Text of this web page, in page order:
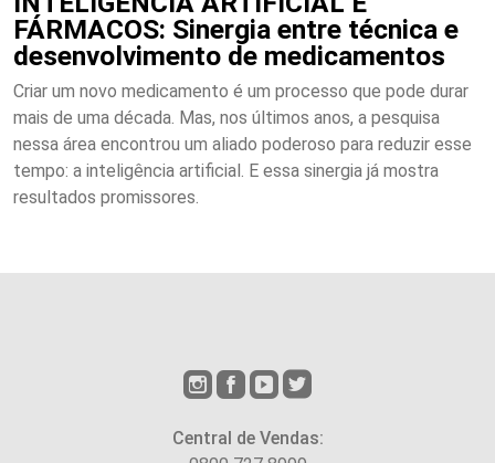
FÁRMACOS: Sinergia entre técnica e
desenvolvimento de medicamentos
Criar um novo medicamento é um processo que pode durar
mais de uma década. Mas, nos últimos anos, a pesquisa
nessa área encontrou um aliado poderoso para reduzir esse
tempo: a inteligência artificial. E essa sinergia já mostra
resultados promissores.
Central de Vendas: